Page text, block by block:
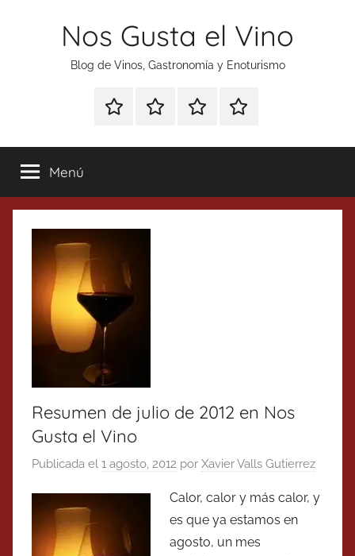
Nos Gusta el Vino
Blog de Vinos, Gastronomía y Enoturismo
Especial
Tonics
Enoturismo
Gastronomía
RankingContacto
Menú
Resumen de julio de 2012 en Nos
Gusta el Vino
Publicada el 1 agosto, 2012 por Xavier Valls Gutierrez
Calor, calor y más calor, y
es que ya estamos en
agosto, un mes